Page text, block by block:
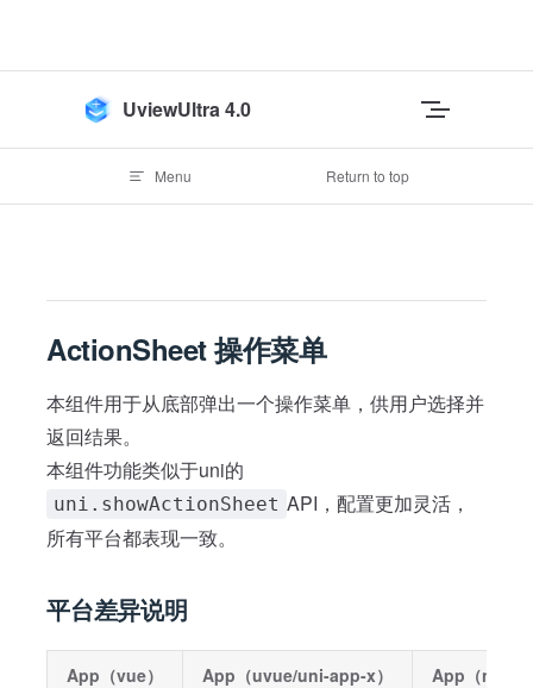
UviewUltra 4.0
Menu Return to top
ActionSheet 操作菜单
本组件用于从底部弹出一个操作菜单，供用户选择并
返回结果。
本组件功能类似于uni的
uni.showActionSheet API，配置更加灵活，
所有平台都表现一致。
平台差异说明
App（vue） App（uvue/uni-app-x） App（nvue